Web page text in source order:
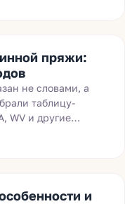
пряжи:
не словами, а
таблицу-
WV и другие
и